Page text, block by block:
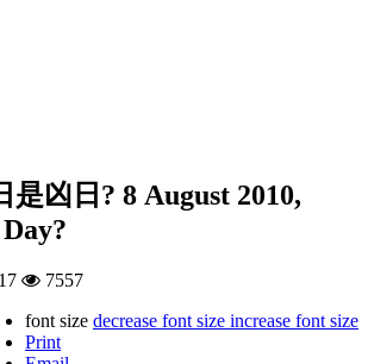
是凶日? 8 August 2010,
7557
font size decrease font size increase font size
Print